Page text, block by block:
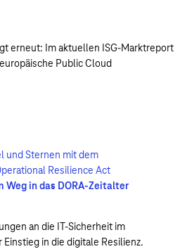
erneut: Im aktuellen ISG-Marktreport
Public Cloud
Weg in das DORA-Zeitalter
an die IT-Sicherheit im
in die digitale Resilienz.